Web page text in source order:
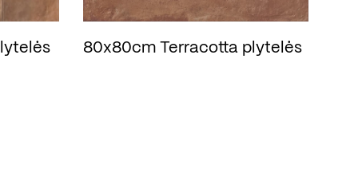
80x80cm Terracotta plytelės